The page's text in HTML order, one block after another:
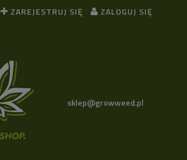
ZAREJESTRUJ SIĘ ZALOGUJ SIĘ
sklep@growweed.pl